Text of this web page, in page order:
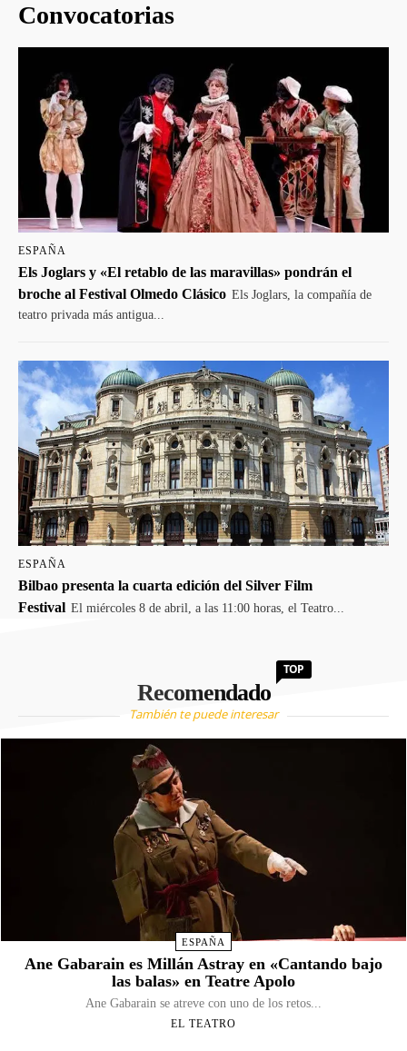
Convocatorias
ESPAÑA
Els Joglars y «El retablo de las maravillas» pondrán el
broche al Festival Olmedo Clásico Els Joglars, la compañía de
teatro privada más antigua...
ESPAÑA
Bilbao presenta la cuarta edición del Silver Film
Festival El miércoles 8 de abril, a las 11:00 horas, el Teatro...
Recomendado
TOP
También te puede interesar
ESPAÑA
Ane Gabarain es Millán Astray en «Cantando bajo
las balas» en Teatre Apolo
Ane Gabarain se atreve con uno de los retos...
EL TEATRO